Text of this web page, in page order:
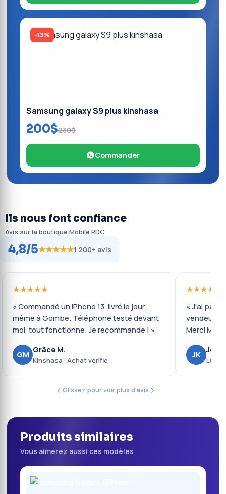
-13%
Samsung galaxy S9 plus kinshasa
200$230$
Commander
Ils nous font confiance
Avis sur la boutique Mobile RDC
4,8/5★★★★★1 200+ avis
★★★★★
« Commandé un iPhone 13, livré le jour
même à Gombe. Téléphone testé devant
moi, tout fonctionne. Je recommande ! »
GM Grâce M.
Kinshasa · Achat vérifié
★★★★★
« J'ai payé
vendeur
Merci
JK
Glissez pour voir plus d'avis
Produits similaires
Vous aimerez aussi ces modèles